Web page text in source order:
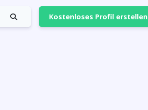
Kostenloses Profil erstellen